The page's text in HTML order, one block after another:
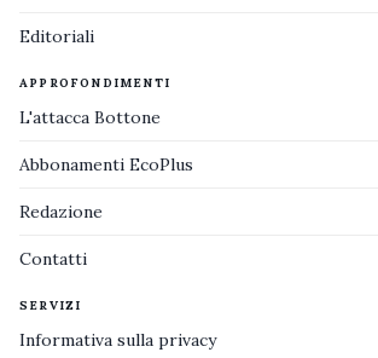
Editoriali
APPROFONDIMENTI
L'attacca Bottone
Abbonamenti EcoPlus
Redazione
Contatti
SERVIZI
Informativa sulla privacy